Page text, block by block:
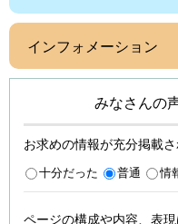
インフォメーション
みなさんの
お求めの情報が充分掲載
十分だった 普通 情
ページの構成や内容、表